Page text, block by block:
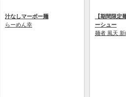
汁なしマーボー麺
らーめん幸
【期間限定
ーシュー
麺者 風天 新